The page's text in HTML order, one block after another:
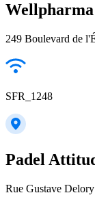
249 Boulevard de
SFR_1248
Padel
Rue Gustave Delory